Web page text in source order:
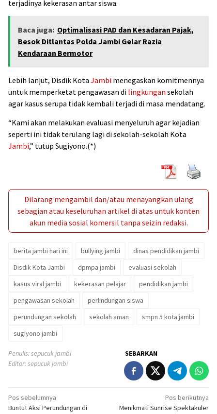
terjadinya kekerasan antar siswa.
Baca juga: Optimalisasi PAD dan Kesadaran Pajak,
Besok Ditlantas Polda Jambi Gelar Razia
Kendaraan Bermotor
Lebih lanjut, Disdik Kota Jambi menegaskan komitmennya
untuk memperketat pengawasan di lingkungan sekolah
agar kasus serupa tidak kembali terjadi di masa mendatang.
“Kami akan melakukan evaluasi menyeluruh agar kejadian
seperti ini tidak terulang lagi di sekolah-sekolah Kota
Jambi,” tutup Sugiyono.(*)
Dilarang mengambil dan/atau menayangkan ulang
sebagian atau keseluruhan artikel di atas untuk konten
akun media sosial komersil tanpa seizin redaksi.
berita jambi hari ini bullying jambi
dinas pendidikan jambi
Disdik Kota Jambi
dpmpa jambi
evaluasi sekolah
kasus viral jambi
kekerasan pelajar
pendidikan jambi
pengawasan sekolah
perlindungan siswa
perundungan sekolah
sekolah aman
smpn 5 kota jambi
sugiyono jambi
Penulis: sepucuk jambi
Editor: sepucuk jambi
SEBARKAN
Navigasi
Pos sebelumnya
Buntut Aksi Perundungan di
Pos berikutnya
Menikmati Sunrise Spektakuler